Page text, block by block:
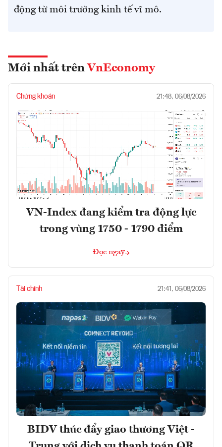
động từ môi trường kinh tế vĩ mô.
Mới nhất trên VnEconomy
Chứng khoán 21:48, 06/08/2026
VN-Index đang kiểm tra động lực
trong vùng 1750 - 1790 điểm
Đọc ngay
Tài chính 21:41, 06/08/2026
BIDV thúc đẩy giao thương Việt -